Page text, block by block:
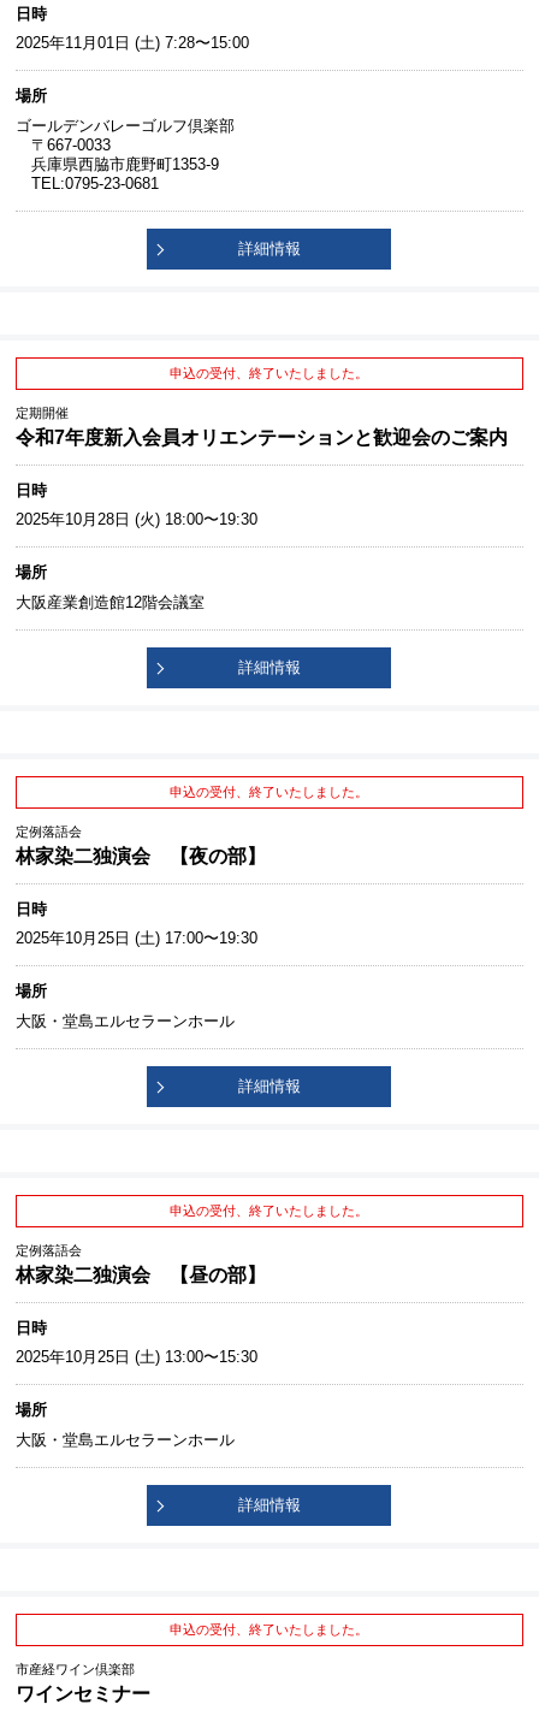
日時
2025年11月01日 (土) 7:28〜15:00
場所
ゴールデンバレーゴルフ倶楽部
〒667-0033
兵庫県西脇市鹿野町1353-9
TEL:0795-23-0681
詳細情報
申込の受付、終了いたしました。
定期開催
令和7年度新入会員オリエンテーションと歓迎会のご案内
日時
2025年10月28日 (火) 18:00〜19:30
場所
大阪産業創造館12階会議室
詳細情報
申込の受付、終了いたしました。
定例落語会
林家染二独演会 【夜の部】
日時
2025年10月25日 (土) 17:00〜19:30
場所
大阪・堂島エルセラーンホール
詳細情報
申込の受付、終了いたしました。
定例落語会
林家染二独演会 【昼の部】
日時
2025年10月25日 (土) 13:00〜15:30
場所
大阪・堂島エルセラーンホール
詳細情報
申込の受付、終了いたしました。
市産経ワイン倶楽部
ワインセミナー